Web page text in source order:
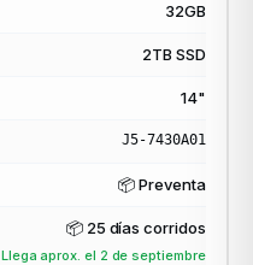
32GB
2TB SSD
14"
J5-7430A01
📦 Preventa
📦 25 días corridos
Llega aprox. el 2 de septiembre